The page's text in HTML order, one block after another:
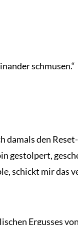
schmusen.“
damals den
gestolpert,
schickt mir das
Ergusses